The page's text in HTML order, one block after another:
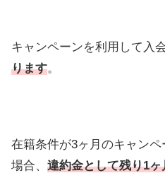
キャンペーンを利用して入
ります。
在籍条件が3ヶ月のキャン
場合、 違約金として残り1ヶ